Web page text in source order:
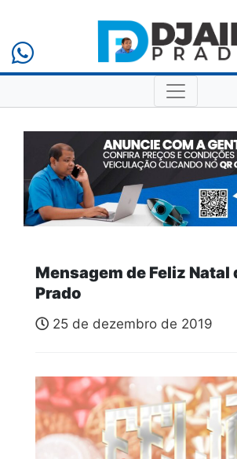
Mensagem de Feliz Natal
Prado
25 de dezembro de 2019